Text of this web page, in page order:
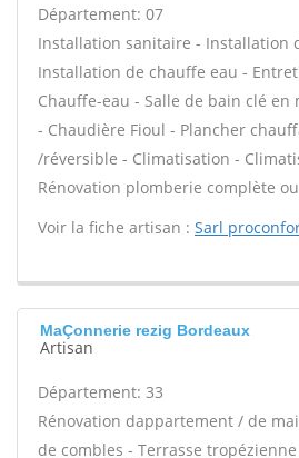
Département: 07
Installation sanitaire - Installation
Installation de chauffe eau -
Chauffe-eau - Salle de bain clé en
- Chaudière Fioul - Plancher
/réversible - Climatisation -
Rénovation plomberie complète
Voir la fiche artisan : Sarl
MaÇonnerie rezig Bordeaux
Artisan
Département: 33
Rénovation dappartement / de
de combles - Terrasse